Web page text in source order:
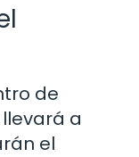
de
a
el